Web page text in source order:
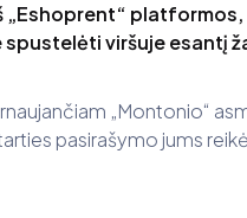
viršuje esantį
„Montonio“
pasirašymo jums